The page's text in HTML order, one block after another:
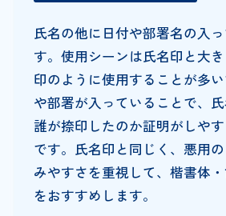
氏名の他に日付や部署名の入
す。使用シーンは氏名印と大
印のように使用することが多
や部署が入っていることで、
誰が捺印したのか証明がしや
です。氏名印と同じく、悪用
みやすさを重視して、楷書体
をおすすめします。